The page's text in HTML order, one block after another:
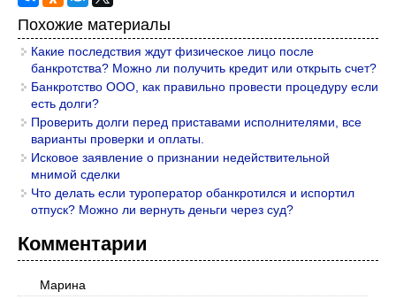
Похожие материалы
Какие последствия ждут физическое лицо после
банкротства? Можно ли получить кредит или открыть счет?
Банкротство ООО, как правильно провести процедуру если
есть долги?
Проверить долги перед приставами исполнителями, все
варианты проверки и оплаты.
Исковое заявление о признании недействительной
мнимой сделки
Что делать если туроператор обанкротился и испортил
отпуск? Можно ли вернуть деньги через суд?
Комментарии
Марина